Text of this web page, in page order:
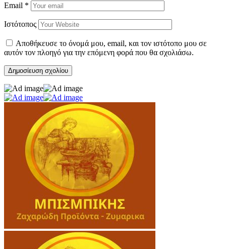
Email *
Ιστότοπος
Αποθήκευσε το όνομά μου, email, και τον ιστότοπο μου σε
αυτόν τον πλοηγό για την επόμενη φορά που θα σχολιάσω.